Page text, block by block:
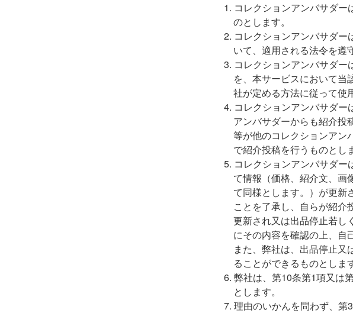
コレクションアンバサダ
のとします。
コレクションアンバサダ
いて、適用される法令を遵
コレクションアンバサダ
を、本サービスにおいて当
社が定める方法に従って使
コレクションアンバサダ
アンバサダーからも紹介投
等が他のコレクションアン
で紹介投稿を行うものとし
コレクションアンバサダ
て情報（価格、紹介文、画
て同様とします。）が更新
ことを了承し、自らが紹介
更新され又は出品停止若し
にその内容を確認の上、自
また、弊社は、出品停止
ることができるものとします
弊社は、第10条第1項又は
とします。
理由のいかんを問わず、第